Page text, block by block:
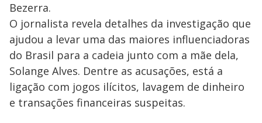
Bezerra.
O jornalista revela detalhes da investigação que
ajudou a levar uma das maiores influenciadoras
do Brasil para a cadeia junto com a mãe dela,
Solange Alves. Dentre as acusações, está a
ligação com jogos ilícitos, lavagem de dinheiro
e transações financeiras suspeitas.